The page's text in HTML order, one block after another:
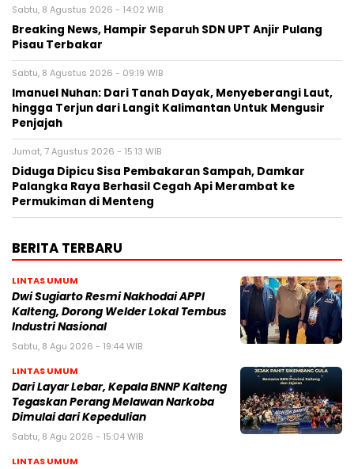
Sabtu, 8 Agustus 2026 - 14:02 WIB
Breaking News, Hampir Separuh SDN UPT Anjir Pulang
Pisau Terbakar
Sabtu, 8 Agustus 2026 - 09:19 WIB
Imanuel Nuhan: Dari Tanah Dayak, Menyeberangi Laut,
hingga Terjun dari Langit Kalimantan Untuk Mengusir
Penjajah
Jumat, 7 Agustus 2026 - 15:13 WIB
Diduga Dipicu Sisa Pembakaran Sampah, Damkar
Palangka Raya Berhasil Cegah Api Merambat ke
Permukiman di Menteng
BERITA TERBARU
LINTAS UMUM
Dwi Sugiarto Resmi Nakhodai APPI
Kalteng, Dorong Welder Lokal Tembus
Industri Nasional
Sabtu, 8 Agu 2026 - 19:44 WIB
LINTAS UMUM
Dari Layar Lebar, Kepala BNNP Kalteng
Tegaskan Perang Melawan Narkoba
Dimulai dari Kepedulian
Sabtu, 8 Agu 2026 - 15:04 WIB
LINTAS UMUM